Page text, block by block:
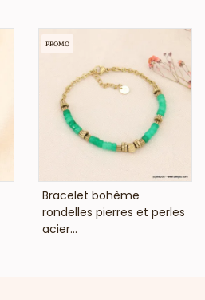
VOIR LE PRIX
Bracelet bohème
rondelles pierres et perles
acier...
PROMO